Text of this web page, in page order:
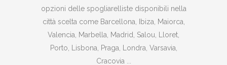
opzioni delle spogliarelliste disponibili nella
città scelta come Barcellona, Ibiza, Maiorca,
Valencia, Marbella, Madrid, Salou, Lloret,
Porto, Lisbona, Praga, Londra, Varsavia,
Cracovia ...